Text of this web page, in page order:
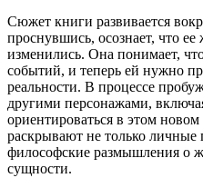
Сюжет книги развивается
проснувшись, осознает, что
изменились. Она понимает,
событий, и теперь ей нужно
реальности. В процессе
другими персонажами,
ориентироваться в этом
раскрывают не только личные
философские размышления о
сущности.